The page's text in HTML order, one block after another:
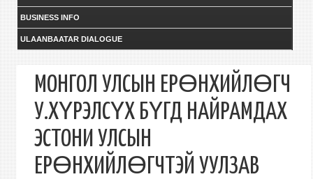
BUSINESS INFO
ULAANBAATAR DIALOGUE
МОНГОЛ УЛСЫН ЕРӨНХИЙЛӨГЧ
У.ХҮРЭЛСҮХ БҮГД НАЙРАМДАХ
ЭСТОНИ УЛСЫН
ЕРӨНХИЙЛӨГЧТЭЙ УУЛЗАВ